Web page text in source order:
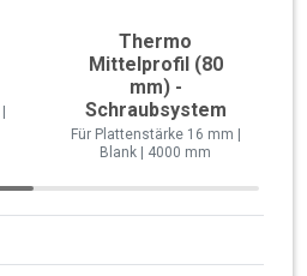
Thermo
Mittelprofil (80
mm) -
Schraubsystem
Für Plattenstärke 16 mm |
Blank | 4000 mm